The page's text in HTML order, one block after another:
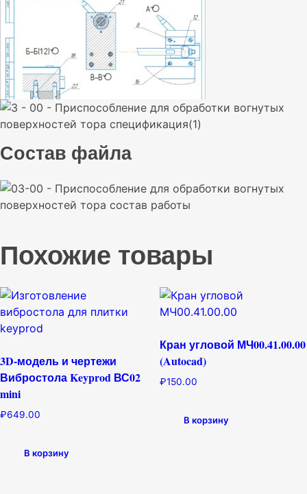
Состав файла
Похожие товары
3D-модель и чертежи
Вибростола Keyprod ВС02
mini
₽649.00
В корзину
Кран угловой МЧ00.41.00.00
(Autocad)
₽150.00
В корзину